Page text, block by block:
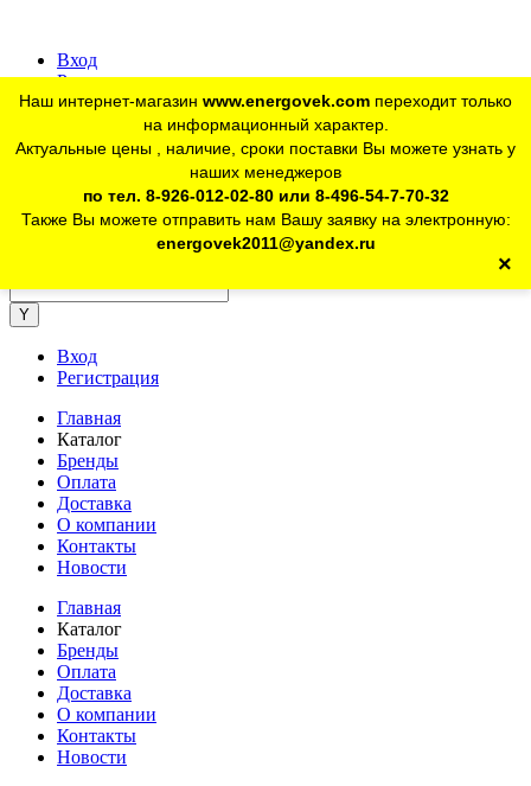
Вход
Регистрация
Для юр. лиц:+7 (926) 012-02-80
telegram Розничный магазин:+7 (925) 902-46-10
Наш интернет-магазин www.energovek.com переходит только
на информационный характер.
Актуальные цены , наличие, сроки поставки Вы можете узнать у
наших менеджеров
по тел. 8-926-012-02-80 или 8-496-54-7-70-32
Также Вы можете отправить нам Вашу заявку на электронную:
energovek2011@yandex.ru
×
Вход
Регистрация
Главная
Каталог
Бренды
Оплата
Доставка
О компании
Контакты
Новости
Главная
Каталог
Бренды
Оплата
Доставка
О компании
Контакты
Новости